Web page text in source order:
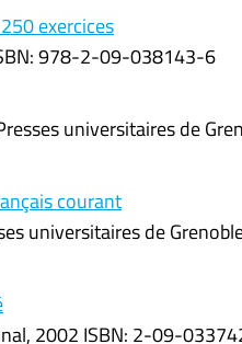
exercices
978-2-09-038143-6
universitaires de
courant
universitaires de
2002 ISBN: 2-09-